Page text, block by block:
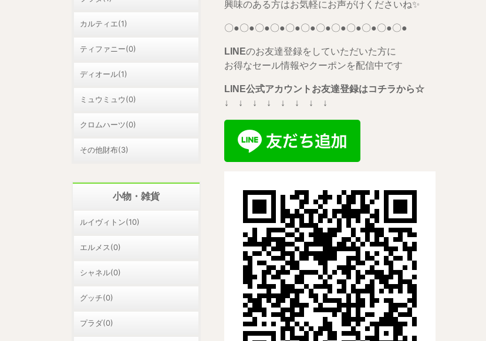
興味のある方はお気軽にお声がけくださいね✨
〇●〇●〇●〇●〇●〇●〇●〇●〇●〇●〇●〇●
LINEのお友達登録をしていただいた方に
お得なセール情報やクーポンを配信中です
LINE公式アカウントお友達登録はコチラから☆
↓ ↓ ↓ ↓ ↓ ↓ ↓ ↓
カルティエ(1)
ティファニー(0)
ディオール(1)
ミュウミュウ(0)
クロムハーツ(0)
その他財布(3)
小物・雑貨
ルイヴィトン(10)
エルメス(0)
シャネル(0)
グッチ(0)
プラダ(0)